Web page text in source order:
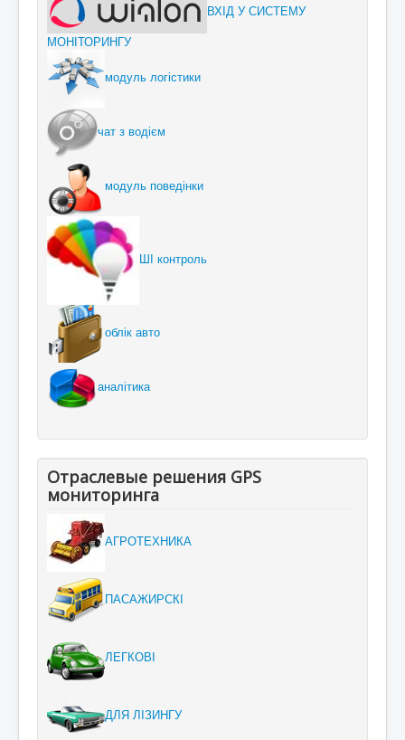
ВХІД У СИСТЕМУ
МОНІТОРИНГУ
модуль логістики
чат з водієм
модуль поведінки
ШІ контроль
облік авто
аналітика
Отраслевые решения GPS
мониторинга
АГРОТЕХНИКА
ПАСАЖИРСКІ
ЛЕГКОВІ
ДЛЯ ЛІЗИНГУ